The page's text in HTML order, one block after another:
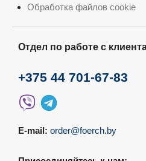
Обработка файлов cookie
Отдел по работе с
+375 44 701-67-83
E-mail: order@foerch.by